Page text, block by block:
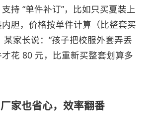
支持 “单件补订”，比如只买夏装上
胆，价格按单件计算（比整套买
某家长说：“孩子把校服外套弄丢
花 80 元，比重新买整套划算多
家也省心，效率翻番